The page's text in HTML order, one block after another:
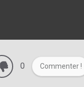
0 Commenter !